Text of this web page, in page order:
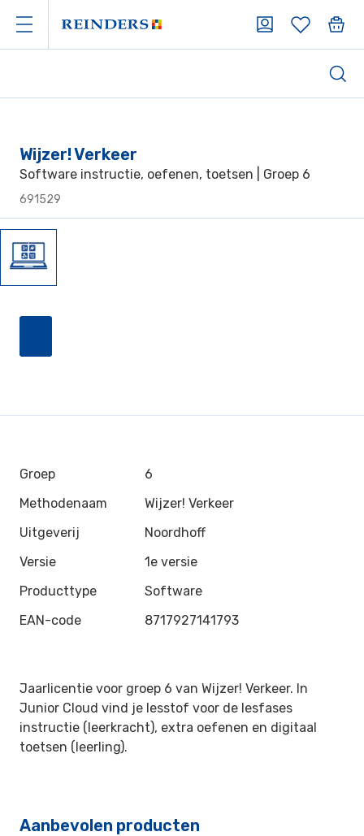
Wijzer! Verkeer
Software instructie, oefenen, toetsen | Groep 6
691529
Groep
6
Methodenaam
Wijzer! Verkeer
Uitgeverij
Noordhoff
Versie
1e versie
Producttype
Software
EAN-code
8717927141793
Jaarlicentie voor groep 6 van Wijzer! Verkeer. In
Junior Cloud vind je lesstof voor de lesfases
instructie (leerkracht), extra oefenen en digitaal
toetsen (leerling).
Aanbevolen producten